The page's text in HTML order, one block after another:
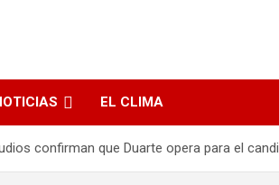
EL CLIMA
confirman que Duarte opera para el